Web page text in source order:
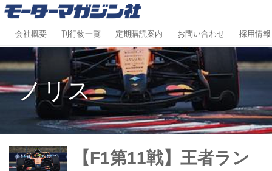
会社概要 刊行物一覧 定期購読案内 お問い合わせ 採用情報
ノリス
【F1第11戦】王者ラン